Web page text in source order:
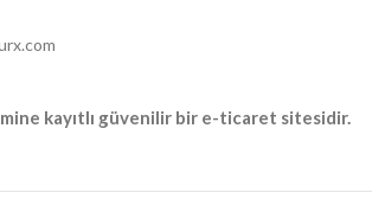
kayıtlı güvenilir bir e-ticaret sitesidir.